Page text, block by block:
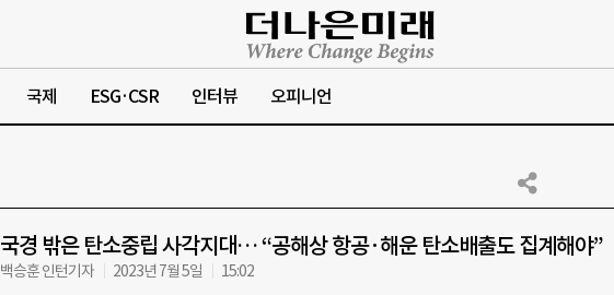
국제 ESG·CSR 인터뷰 오피니언
국경 밖은 탄소중립 사각지대… “공해상 항공·해운 탄소배출도 집계해야”
백승훈 인턴기자 2023년 7월 5일 15:02